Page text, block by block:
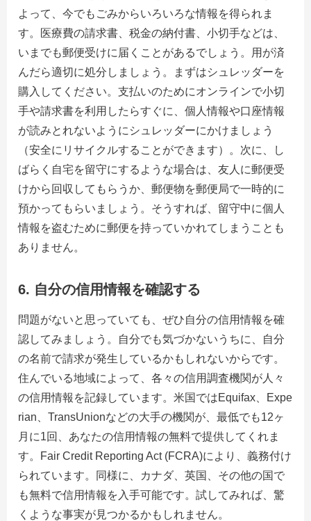
よって、今でもごみからいろいろな情報を得られま
す。医療費の請求書、税金の納付書、小切手などは、
いまでも郵便受けに届くことがあるでしょう。用が済
んだら適切に処分しましょう。まずはシュレッダーを
購入してください。支払いのためにオンラインで小切
手や請求書を利用したらすぐに、個人情報や口座情報
が読みとれないようにシュレッダーにかけましょう
（安全にリサイクルすることができます）。次に、し
ばらく自宅を留守にするような場合は、友人に郵便受
けから回収してもらうか、郵便物を郵便局で一時的に
預かってもらいましょう。そうすれば、留守中に個人
情報を盗むために郵便を持っていかれてしまうことも
ありません。
6. 自分の信用情報を確認する
問題がないと思っていても、ぜひ自分の信用情報を確
認してみましょう。自分でも気づかないうちに、自分
の名前で請求が発生しているかもしれないからです。
住んでいる地域によって、各々の信用調査機関が人々
の信用情報を記録しています。米国ではEquifax、Expe
rian、TransUnionなどの大手の機関が、最低でも12ヶ
月に1回、あなたの信用情報の無料で提供してくれま
す。Fair Credit Reporting Act (FCRA)により、義務付け
られています。同様に、カナダ、英国、その他の国で
も無料で信用情報を入手可能です。試してみれば、驚
くような事実が見つかるかもしれません。